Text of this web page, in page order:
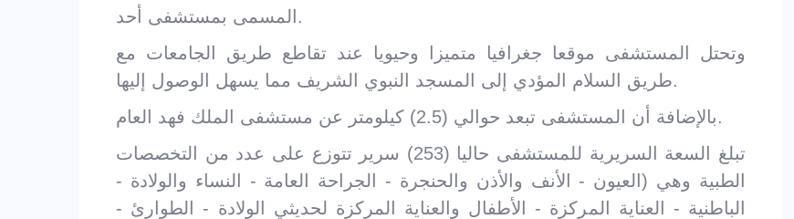
المسمى بمستشفى أحد.
وتحتل المستشفى موقعا جغرافيا متميزا وحيويا عند تقاطع طريق الجامعات مع
طريق السلام المؤدي إلى المسجد النبوي الشريف مما يسهل الوصول إليها.
بالإضافة أن المستشفى تبعد حوالي (2.5) كيلومتر عن مستشفى الملك فهد العام.
تبلغ السعة السريرية للمستشفى حاليا (253) سرير تتوزع على عدد من التخصصات
الطبية وهي (العيون - الأنف والأذن والحنجرة - الجراحة العامة - النساء والولادة -
الباطنية - العناية المركزة - الأطفال والعناية المركزة لحديثي الولادة - الطوارئ -